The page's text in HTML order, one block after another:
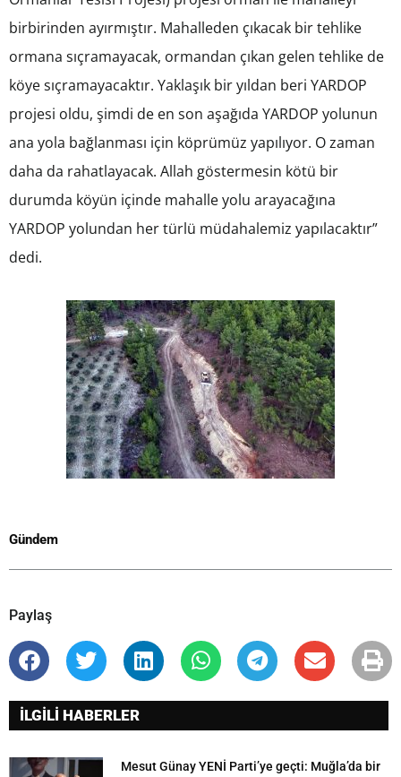
birbirinden ayırmıştır. Mahalleden çıkacak bir tehlike
ormana sıçramayacak, ormandan çıkan gelen tehlike de
köye sıçramayacaktır. Yaklaşık bir yıldan beri YARDOP
projesi oldu, şimdi de en son aşağıda YARDOP yolunun
ana yola bağlanması için köprümüz yapılıyor. O zaman
daha da rahatlayacak. Allah göstermesin kötü bir
durumda köyün içinde mahalle yolu arayacağına
YARDOP yolundan her türlü müdahalemiz yapılacaktır”
dedi.
Gündem
Paylaş
İLGİLİ HABERLER
Mesut Günay YENİ Parti’ye geçti: Muğla’da bir